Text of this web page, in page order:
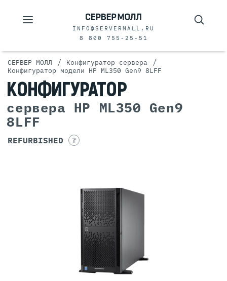
INFO@SERVERMALL.RU
8 800 755-25-51
СЕРВЕР МОЛЛ / Конфигуратор сервера /
Конфигуратор модели HP ML350 Gen9 8LFF
КОНФИГУРАТОР
сервера HP ML350 Gen9
8LFF
REFURBISHED ?